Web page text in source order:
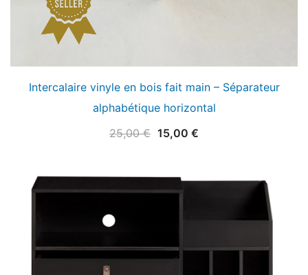
Intercalaire vinyle en bois fait main – Séparateur
alphabétique horizontal
25,00€ Le
15,00 €